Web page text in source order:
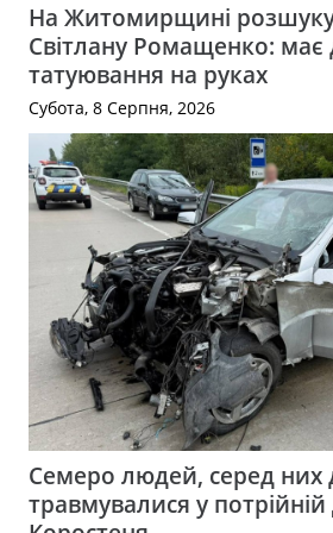
На Житомирщині
Світлану Ромащенко: має
татуювання на руках
Субота, 8 Серпня, 2026
Семеро людей, серед них
травмувалися у